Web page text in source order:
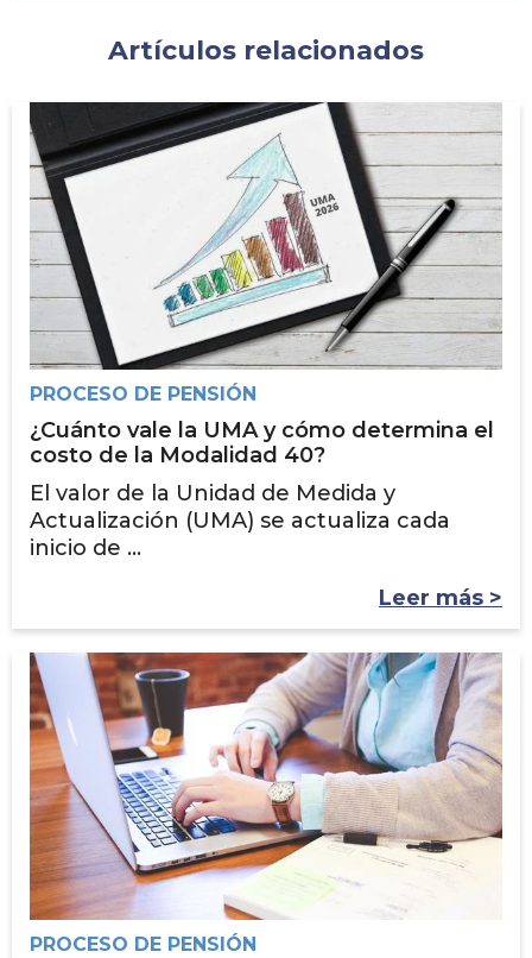
Artículos relacionados
PROCESO DE PENSIÓN
¿Cuánto vale la UMA y cómo determina el
costo de la Modalidad 40?
El valor de la Unidad de Medida y
Actualización (UMA) se actualiza cada
inicio de ...
Leer más >
PROCESO DE PENSIÓN